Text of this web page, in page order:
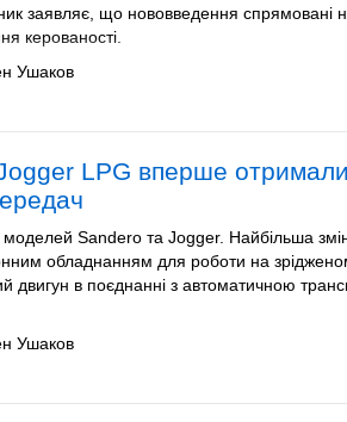
заявляє, що нововведення спрямовані
керованості.
Ушаков
LPG вперше отримали
моделей Sandero та Jogger. Найбільша
обладнанням для роботи на
в поєднанні з автоматичною
Ушаков